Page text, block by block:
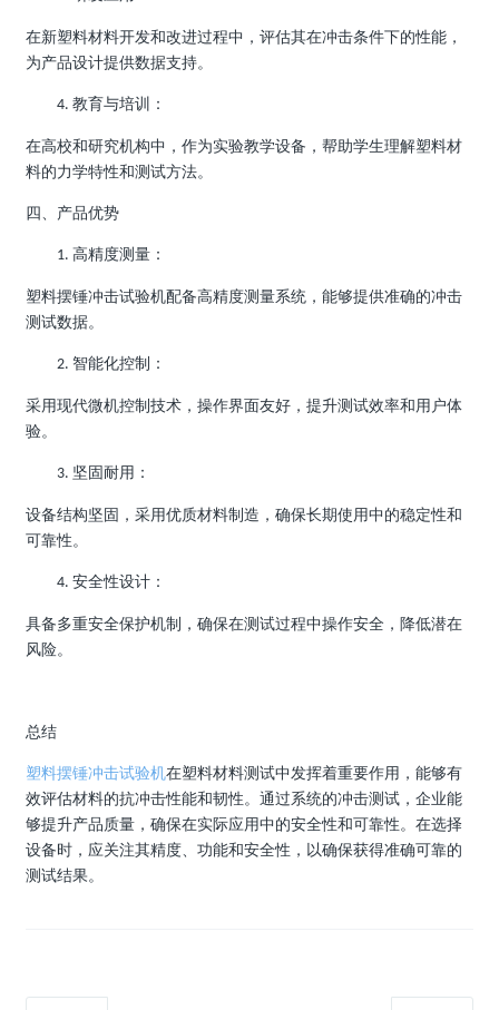
在新塑料材料开发和改进过程中，评估其在冲击条件下的性能，
为产品设计提供数据支持。
4.教育与培训：
在高校和研究机构中，作为实验教学设备，帮助学生理解塑料材
料的力学特性和测试方法。
四、产品优势
1. 高精度测量：
塑料摆锤冲击试验机配备高精度测量系统，能够提供准确的冲击
测试数据。
2. 智能化控制：
采用现代微机控制技术，操作界面友好，提升测试效率和用户体
验。
3.坚固耐用：
设备结构坚固，采用优质材料制造，确保长期使用中的稳定性和
可靠性。
4.安全性设计：
具备多重安全保护机制，确保在测试过程中操作安全，降低潜在
风险。
总结
塑料摆锤冲击试验机在塑料材料测试中发挥着重要作用，能够有
效评估材料的抗冲击性能和韧性。通过系统的冲击测试，企业能
够提升产品质量，确保在实际应用中的安全性和可靠性。在选择
设备时，应关注其精度、功能和安全性，以确保获得准确可靠的
测试结果。